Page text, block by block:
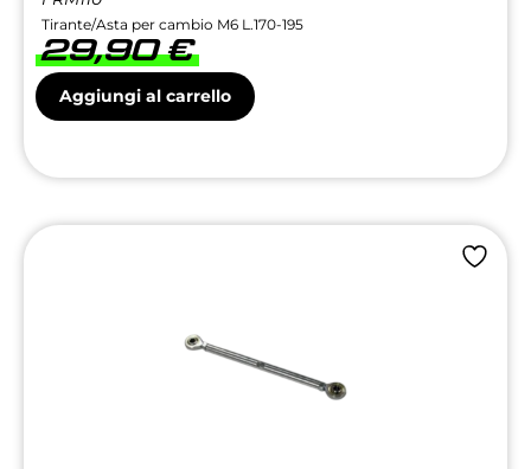
Tirante/Asta per cambio M6 L.170-195
29,90€
Aggiungi al carrello